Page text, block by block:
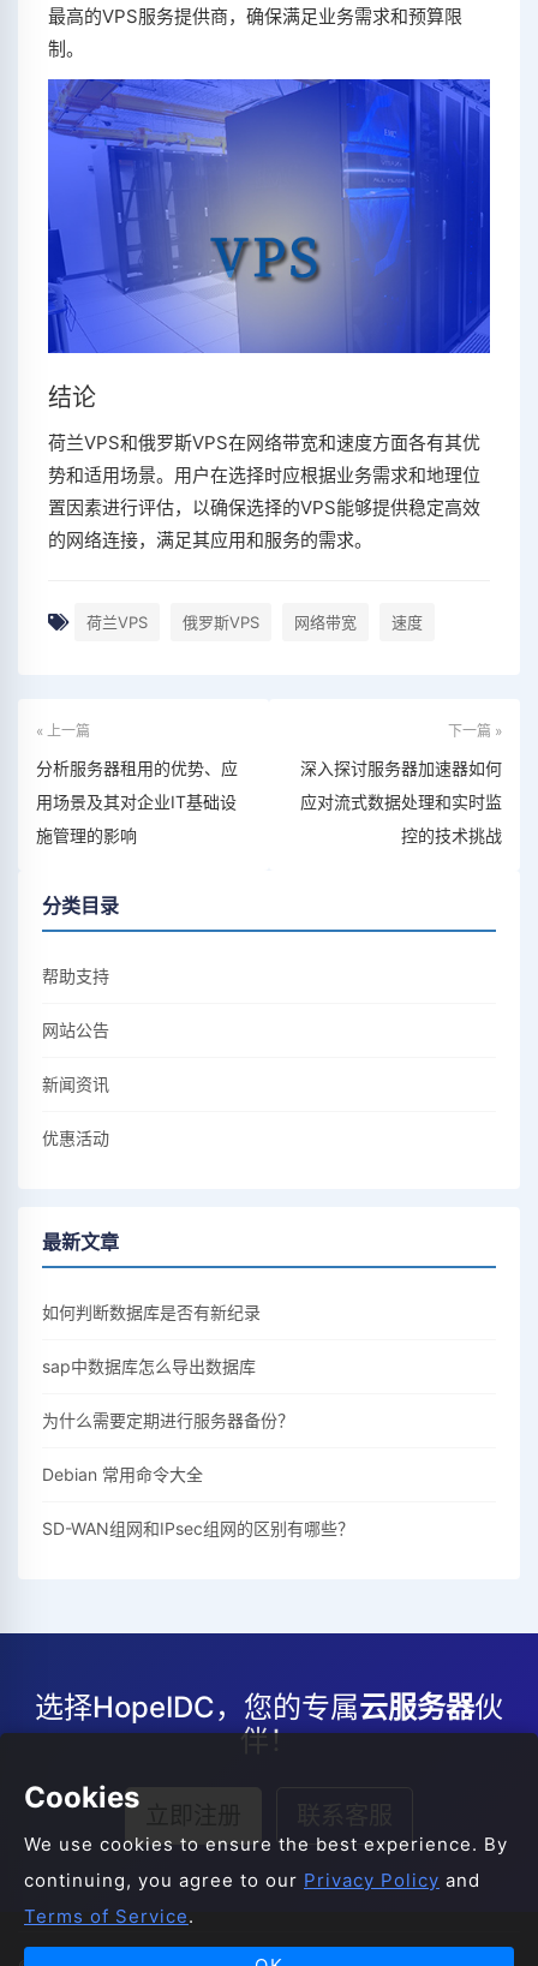
最高的VPS服务提供商，确保满足业务需求和预算限
制。
结论
荷兰VPS和俄罗斯VPS在网络带宽和速度方面各有其优
势和适用场景。用户在选择时应根据业务需求和地理位
置因素进行评估，以确保选择的VPS能够提供稳定高效
的网络连接，满足其应用和服务的需求。
荷兰VPS 俄罗斯VPS 网络带宽 速度
« 上一篇
分析服务器租用的优势、应
用场景及其对企业IT基础设
施管理的影响
下一篇 »
深入探讨服务器加速器如何
应对流式数据处理和实时监
控的技术挑战
分类目录
帮助支持
网站公告
新闻资讯
优惠活动
最新文章
如何判断数据库是否有新纪录
sap中数据库怎么导出数据库
为什么需要定期进行服务器备份？
Debian 常用命令大全
SD-WAN组网和IPsec组网的区别有哪些？
选择HopeIDC，您的专属云服务器伙
伴！
Cookies
We use cookies to ensure the best experience. By
continuing, you agree to our Privacy Policy and
Terms of Service.